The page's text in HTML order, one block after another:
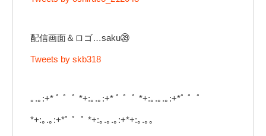
配信画面＆ロゴ…saku㊴
Tweets by skb318
｡.｡:+* ﾟ ゜ﾟ *+:｡.｡:+* ﾟ ゜ﾟ *+:｡.｡.｡:+*ﾟ ゜ﾟ
*+:｡.｡:+*ﾟ ゜ﾟ *+:｡.｡.｡:+*+:｡.｡｡